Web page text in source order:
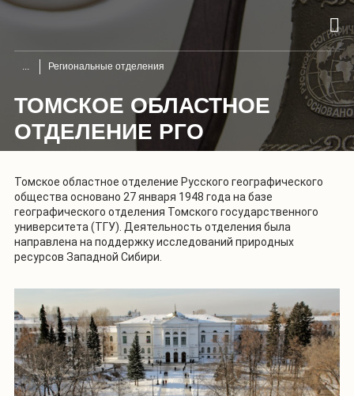
Региональные отделения
ТОМСКОЕ ОБЛАСТНОЕ
ОТДЕЛЕНИЕ РГО
Томское областное отделение Русского географического
общества основано 27 января 1948 года на базе
географического отделения Томского государственного
университета (ТГУ). Деятельность отделения была
направлена на поддержку исследований природных
ресурсов Западной Сибири.